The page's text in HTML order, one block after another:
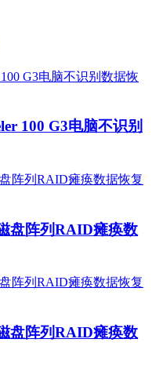
100 G3电脑不识别
盘阵列RAID瘫痪数
盘阵列RAID瘫痪数